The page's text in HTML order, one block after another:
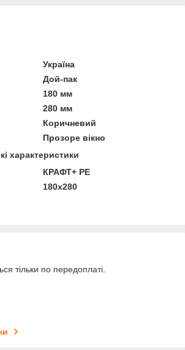
Україна
Дой-пак
180 мм
280 мм
Коричневий
Прозоре вікно
характеристики
КРАФТ+ PE
180х280
тільки по передоплаті.